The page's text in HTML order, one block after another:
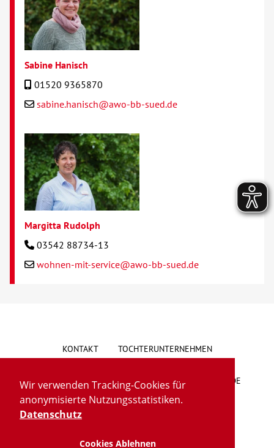
Wir verwenden Tracking-Cookies für
anonymisierte Nutzungsstatistiken.
Datenschutz
Cookies Ablehnen
Sabine Hanisch
01520 9365870
sabine.hanisch@awo-bb-sued.de
Margitta Rudolph
03542 88734-13
wohnen-mit-service@awo-bb-sued.de
KONTAKT TOCHTERUNTERNEHMEN
HINWEISGEBERSYSTEM VORSCHLAG/BESCHWERDE
LIEFERKETTENGESETZ
IMPRESSUM DATENSCHUTZ